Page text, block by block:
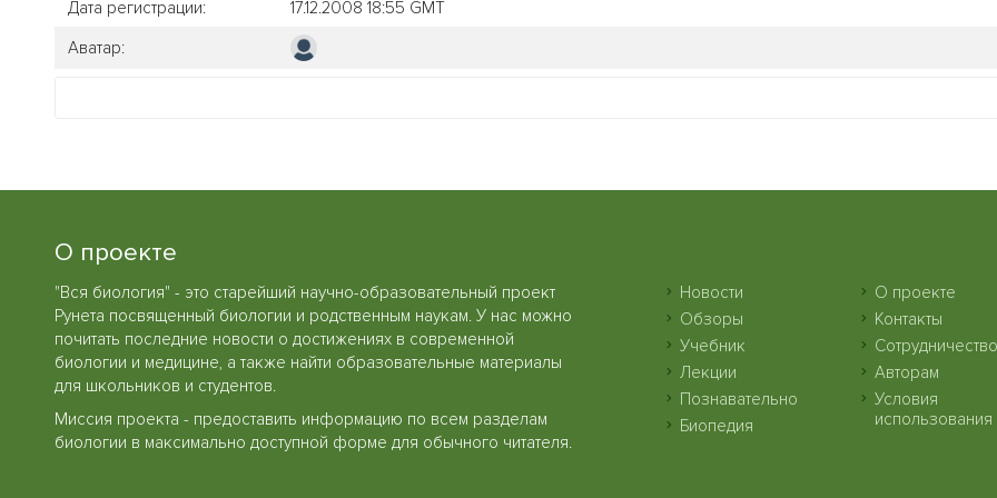
Дата регистрации:
17.12.2008 18:55 GMT
Аватар:
О проекте
"Вся биология" - это старейший научно-образовательный проект
Рунета посвященный биологии и родственным наукам. У нас можно
почитать последние новости о достижениях в современной
биологии и медицине, а также найти образовательные материалы
для школьников и студентов.
Миссия проекта - предоставить информацию по всем разделам
биологии в максимально доступной форме для обычного читателя.
Новости
Обзоры
Учебник
Лекции
Познавательно
Биопедия
О проекте
Контакты
Сотрудничество
Авторам
Условия
использования